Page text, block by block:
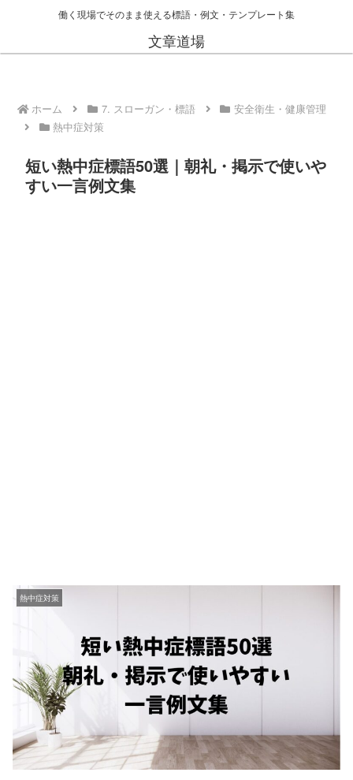
働く現場でそのまま使える標語・例文・テンプレート集
文章道場
ホーム 7. スローガン・標語
安全衛生・健康管理
熱中症対策
短い熱中症標語50選｜朝礼・掲示で使いや
すい一言例文集
熱中症対策